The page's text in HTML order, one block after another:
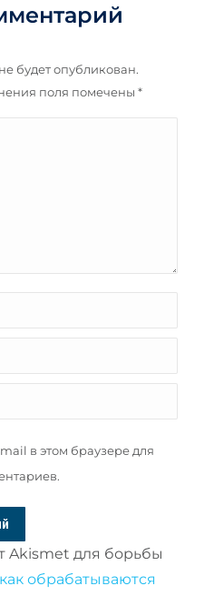
будет опубликован.
поля помечены *
в этом браузере для
Akismet для борьбы
обрабатываются